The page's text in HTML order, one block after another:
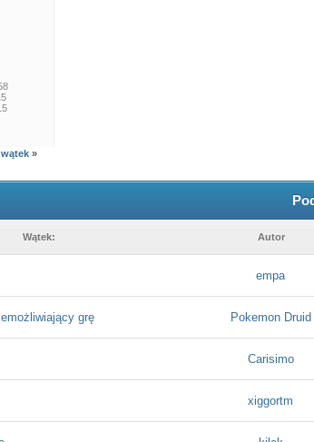
»
Wątek: Autor
empa
grę Pokemon Druid
Carisimo
xiggortm